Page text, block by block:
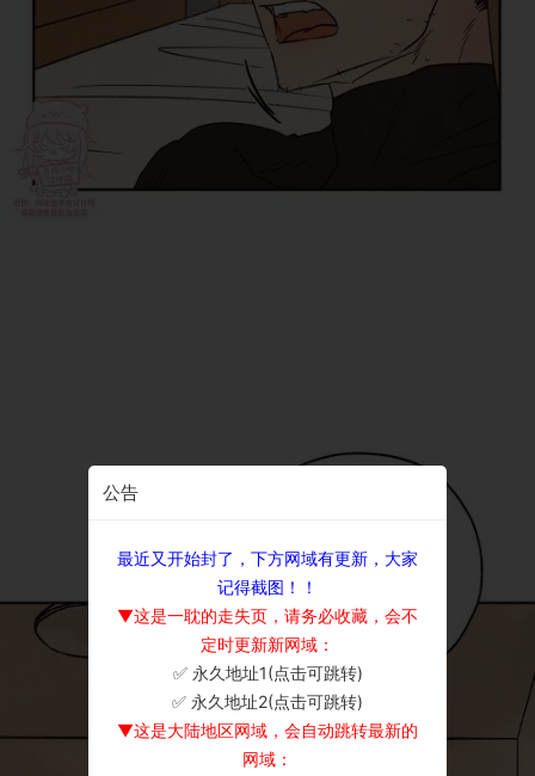
公告
最近又开始封了，下方网域有更新，大家
记得截图！！
▼这是一耽的走失页，请务必收藏，会不
定时更新新网域：
✅ 永久地址1(点击可跳转)
✅ 永久地址2(点击可跳转)
▼这是大陆地区网域，会自动跳转最新的
网域：